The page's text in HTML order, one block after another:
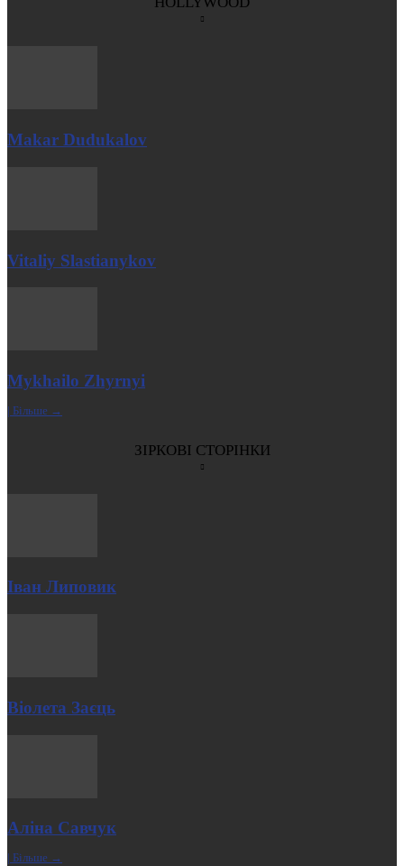
Makar Dudukalov
Vitaliy Slastianykov
Mykhailo Zhyrnyi
| Більше →
ЗІРКОВІ СТОРІНКИ
Іван Липовик
Віолета Заєць
Аліна Савчук
| Більше →